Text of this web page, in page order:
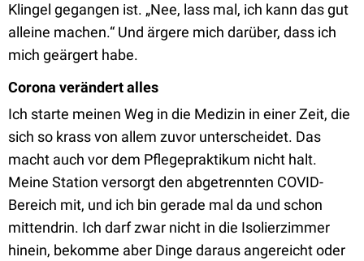
Klingel gegangen ist. „Nee, lass mal, ich kann das gut
alleine machen.“ Und ärgere mich darüber, dass ich
mich geärgert habe.
Corona verändert alles
Ich starte meinen Weg in die Medizin in einer Zeit, die
sich so krass von allem zuvor unterscheidet. Das
macht auch vor dem Pflegepraktikum nicht halt.
Meine Station versorgt den abgetrennten COVID-
Bereich mit, und ich bin gerade mal da und schon
mittendrin. Ich darf zwar nicht in die Isolierzimmer
hinein, bekomme aber Dinge daraus angereicht oder